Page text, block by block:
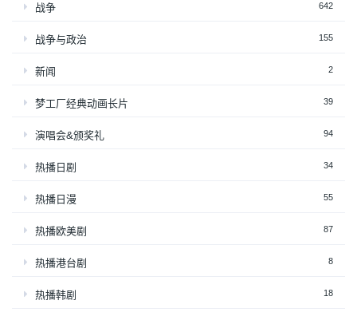
战争 642
战争与政治 155
新闻 2
梦工厂经典动画长片 39
演唱会&颁奖礼 94
热播日剧 34
热播日漫 55
热播欧美剧 87
热播港台剧 8
热播韩剧 18